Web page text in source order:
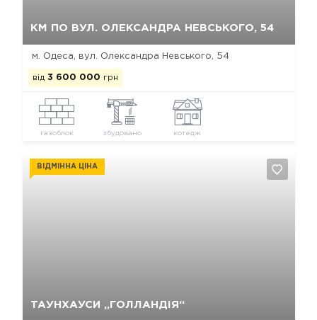
КМ ПО ВУЛ. ОЛЕКСАНДРА НЕВСЬКОГО, 54
м. Одеса, вул. Олександра Невського, 54
від 3 600 000 грн
газоблок збудовано котедж
ТАУНХАУСИ „ГОЛЛАНДІЯ“
ВІДМІННА ЦІНА